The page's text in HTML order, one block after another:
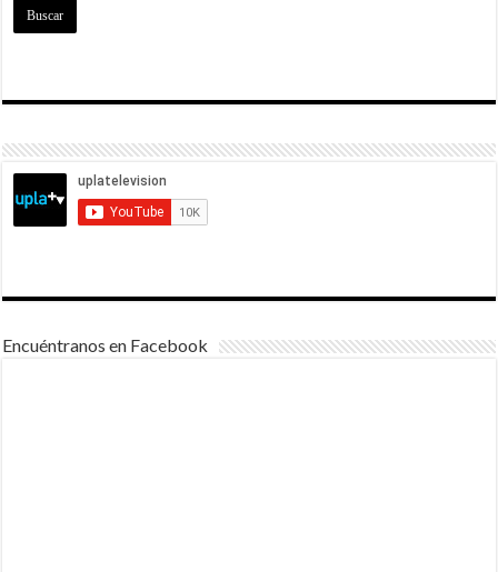
Encuéntranos en Facebook